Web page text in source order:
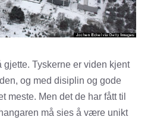
gjette. Tyskerne er viden kjent
og med disiplin og gode
meste. Men det de har fått til
må sies å være unikt